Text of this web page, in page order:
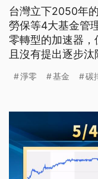
台灣立下2050年
勞保等4大基金管
零轉型的加速器
且沒有提出逐步
風險管理範疇，
淨零 基金 碳